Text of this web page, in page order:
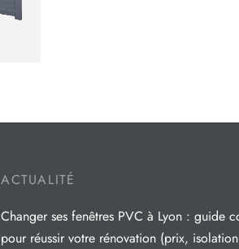
ACTUALITÉ
Changer ses fenêtres PVC à Lyon : guide
pour réussir votre rénovation (prix,